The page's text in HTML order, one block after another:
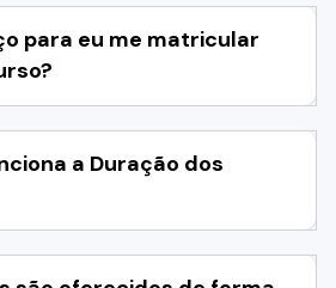
para eu me matricular
a Duração dos